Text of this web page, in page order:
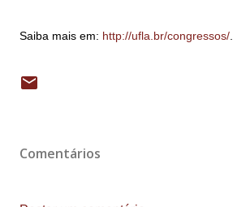
Saiba mais em: http://ufla.br/congressos/.
Comentários